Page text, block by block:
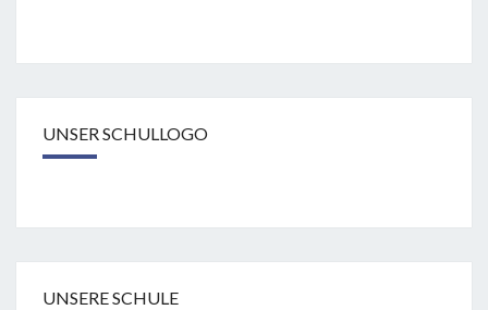
UNSER SCHULLOGO
UNSERE SCHULE